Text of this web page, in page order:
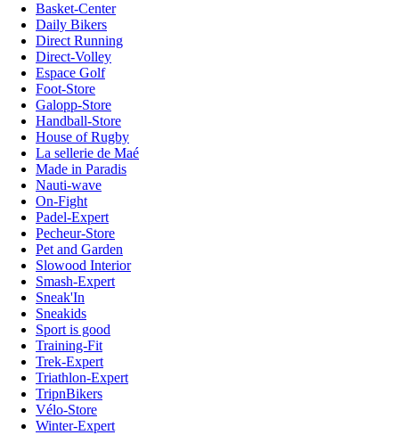
Basket-Center
Daily Bikers
Direct Running
Direct-Volley
Espace Golf
Foot-Store
Galopp-Store
Handball-Store
House of Rugby
La sellerie de Maé
Made in Paradis
Nauti-wave
On-Fight
Padel-Expert
Pecheur-Store
Pet and Garden
Slowood Interior
Smash-Expert
Sneak'In
Sneakids
Sport is good
Training-Fit
Trek-Expert
Triathlon-Expert
TripnBikers
Vélo-Store
Winter-Expert